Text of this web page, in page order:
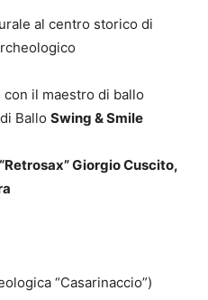
al centro storico di
il maestro di ballo
Ballo Swing & Smile
“Retrosax” Giorgio Cuscito,
“Casarinaccio”)